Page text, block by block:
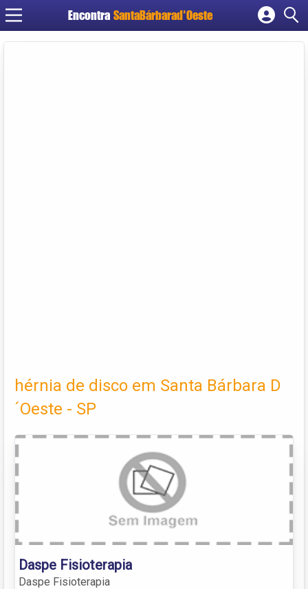
Encontra SantaBárbarad'Oeste
Cadastrar empresa
hérnia de disco em Santa Bárbara D
´Oeste - SP
Daspe Fisioterapia
Daspe Fisioterapia